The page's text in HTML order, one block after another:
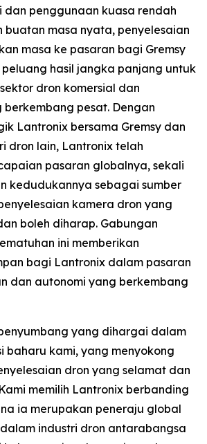
dan penggunaan kuasa rendah
buatan masa nyata, penyelesaian
masa ke pasaran bagi Gremsy
hasil jangka panjang untuk
dron komersial dan
pesat. Dengan
Lantronix bersama Gremsy dan
dron lain, Lantronix telah
pasaran globalnya, sekali
kedudukannya sebagai sumber
kamera dron yang
boleh diharap. Gabungan
ini memberikan
bagi Lantronix dalam pasaran
dan autonomi yang berkembang
yang dihargai dalam
baharu kami, yang menyokong
dron yang selamat dan
memilih Lantronix berbanding
ia merupakan peneraju global
industri dron antarabangsa